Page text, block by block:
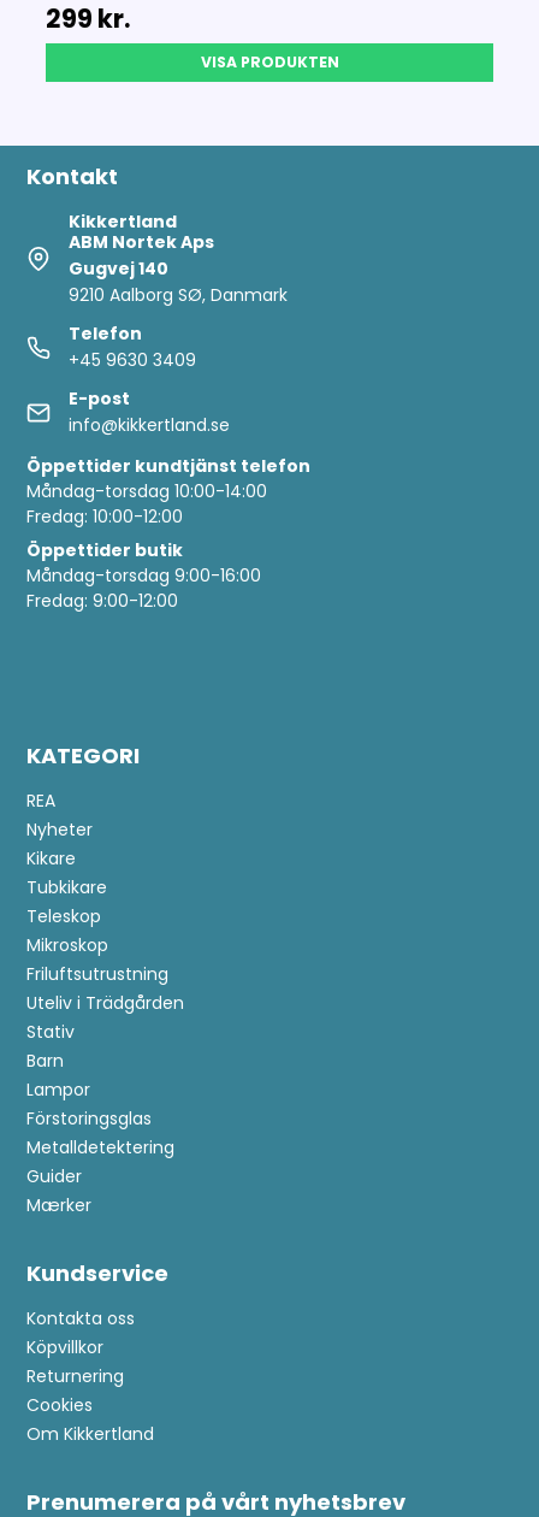
299 kr.
VISA PRODUKTEN
Kontakt
Kikkertland
ABM Nortek Aps
Gugvej 140
9210 Aalborg SØ, Danmark
Telefon
+45 9630 3409
E-post
info@kikkertland.se
Öppettider kundtjänst telefon
Måndag-torsdag 10:00-14:00
Fredag: 10:00-12:00
Öppettider butik
Måndag-torsdag 9:00-16:00
Fredag: 9:00-12:00
KATEGORI
REA
Nyheter
Kikare
Tubkikare
Teleskop
Mikroskop
Friluftsutrustning
Uteliv i Trädgården
Stativ
Barn
Lampor
Förstoringsglas
Metalldetektering
Guider
Mærker
Kundservice
Kontakta oss
Köpvillkor
Returnering
Cookies
Om Kikkertland
Prenumerera på vårt nyhetsbrev
Anmäl dig till kundklubb!
Bli medlem i kundklubben och se fram emot
Tävlingar
: Automatiskt deltagande i en ny tävling
: Du är den första som får information om